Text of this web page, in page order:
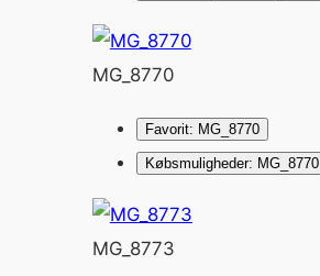
MG_8770
Favorit: MG_8770
Købsmuligheder: MG_8770
MG_8773